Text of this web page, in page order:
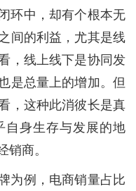
环中，却有个根本无
间的利益，尤其是线
，线上线下是协同发
是总量上的增加。但
，这种此消彼长是真
身生存与发展的地
商。
为例，电商销量占比